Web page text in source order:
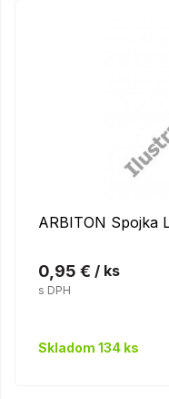
ARBITON Spojka
0,95 € / ks
s DPH
Skladom 134 ks